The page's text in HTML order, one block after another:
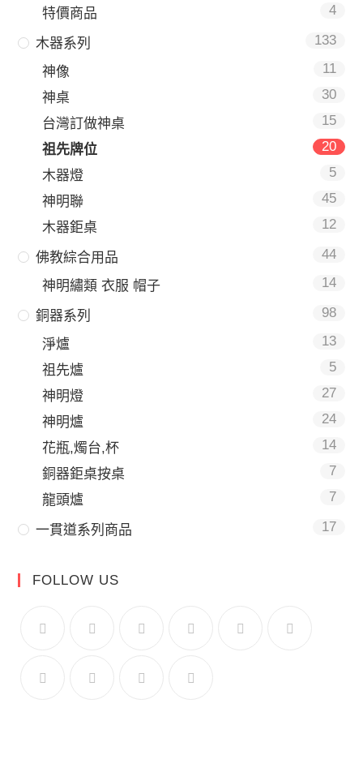
特價商品 4
木器系列 133
神像
11
神桌
30
台灣訂做神桌
15
祖先牌位
20
木器燈
5
神明聯
45
木器鉅桌
12
佛教綜合用品 44
神明繡類 衣服 帽子 14
銅器系列 98
淨爐
13
祖先爐
5
神明燈
27
神明爐
24
花瓶,燭台,杯
14
銅器鉅桌按桌
7
龍頭爐
7
一貫道系列商品 17
FOLLOW US